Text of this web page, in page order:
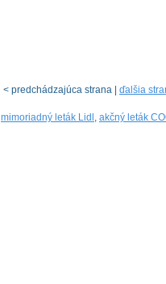
< predchádzajúca strana | ďalšia
mimoriadný leták Lidl , akčný leták